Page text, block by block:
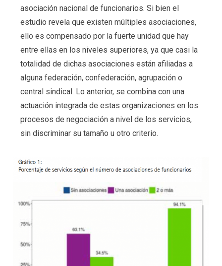
asociación nacional de funcionarios. Si bien el
estudio revela que existen múltiples asociaciones,
ello es compensado por la fuerte unidad que hay
entre ellas en los niveles superiores, ya que casi la
totalidad de dichas asociaciones están afiliadas a
alguna federación, confederación, agrupación o
central sindical. Lo anterior, se combina con una
actuación integrada de estas organizaciones en los
procesos de negociación a nivel de los servicios,
sin discriminar su tamaño u otro criterio.